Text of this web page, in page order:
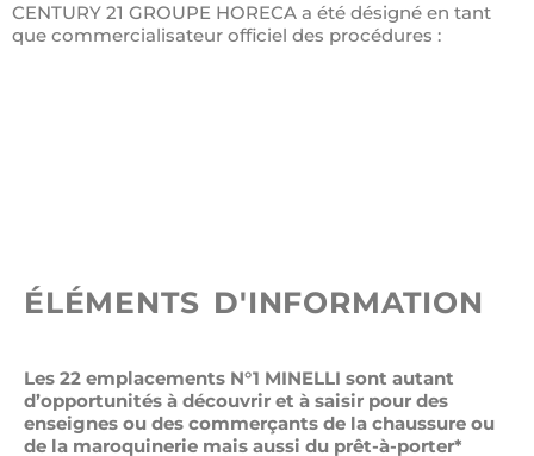
CENTURY 21 GROUPE HORECA a été désigné en tant
que commercialisateur officiel des procédures :
ÉLÉMENTS D'INFORMATION
Les 22 emplacements N°1 MINELLI sont autant
d’opportunités à découvrir et à saisir pour des
enseignes ou des commerçants de la chaussure ou
de la maroquinerie mais aussi du prêt-à-porter*